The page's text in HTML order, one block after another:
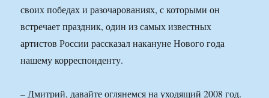
своих победах и разочарованиях, с которыми он
встречает праздник, один из самых известных
артистов России рассказал накануне Нового года
нашему корреспонденту.
– Дмитрий, давайте оглянемся на уходящий 2008 год.